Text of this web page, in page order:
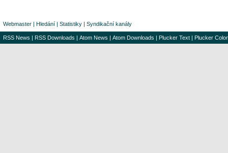
Webmaster | Hledání | Statistiky | Syndikační kanály
RSS News | RSS Downloads | Atom News | Atom Downloads | Plucker Text | Plucker Color